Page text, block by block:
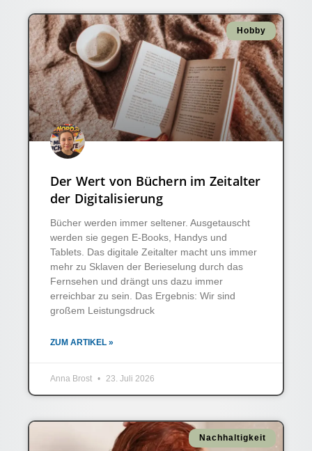
Hobby
Der Wert von Büchern im Zeitalter
der Digitalisierung
Bücher werden immer seltener. Ausgetauscht
werden sie gegen E-Books, Handys und
Tablets. Das digitale Zeitalter macht uns immer
mehr zu Sklaven der Berieselung durch das
Fernsehen und drängt uns dazu immer
erreichbar zu sein. Das Ergebnis: Wir sind
großem Leistungsdruck
ZUM ARTIKEL »
Anna Brost 23. Juli 2026
Nachhaltigkeit